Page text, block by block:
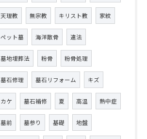
天理教 無宗教 キリスト教 家紋
ペット墓 海洋散骨 違法
墓地埋葬法 粉骨 粉骨処理
墓石修理 墓石リフォーム キズ
カケ 墓石補修 夏 高温 熱中症
墓前 墓参り 基礎 地盤